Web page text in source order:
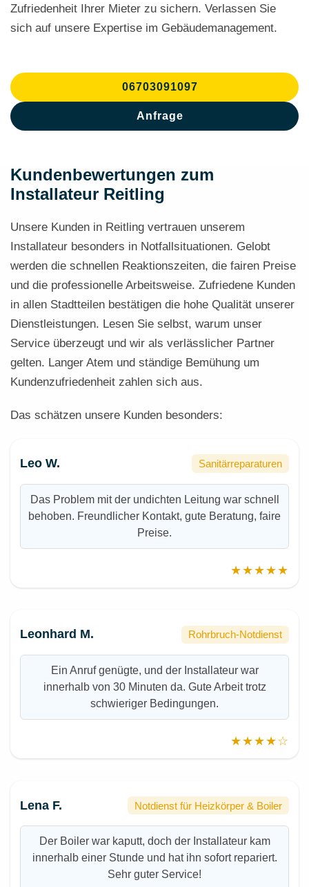
Zufriedenheit Ihrer Mieter zu sichern. Verlassen Sie
sich auf unsere Expertise im Gebäudemanagement.
06703091097
Anfrage
Kundenbewertungen zum
Installateur Reitling
Unsere Kunden in Reitling vertrauen unserem
Installateur besonders in Notfallsituationen. Gelobt
werden die schnellen Reaktionszeiten, die fairen Preise
und die professionelle Arbeitsweise. Zufriedene Kunden
in allen Stadtteilen bestätigen die hohe Qualität unserer
Dienstleistungen. Lesen Sie selbst, warum unser
Service überzeugt und wir als verlässlicher Partner
gelten. Langer Atem und ständige Bemühung um
Kundenzufriedenheit zahlen sich aus.
Das schätzen unsere Kunden besonders:
Leo W. Sanitärreparaturen
Das Problem mit der undichten Leitung war schnell
behoben. Freundlicher Kontakt, gute Beratung, faire
Preise.
★★★★★
Leonhard M. Rohrbruch-Notdienst
Ein Anruf genügte, und der Installateur war
innerhalb von 30 Minuten da. Gute Arbeit trotz
schwieriger Bedingungen.
★★★★☆
Lena F. Notdienst für Heizkörper & Boiler
Der Boiler war kaputt, doch der Installateur kam
innerhalb einer Stunde und hat ihn sofort repariert.
Sehr guter Service!